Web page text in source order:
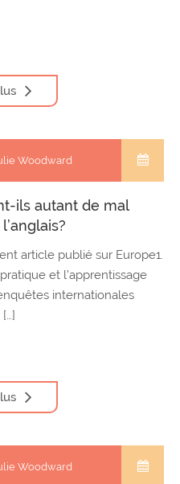
Woodward
ils autant de mal
article publié sur Europe1.
et l’apprentissage
internationales
Woodward